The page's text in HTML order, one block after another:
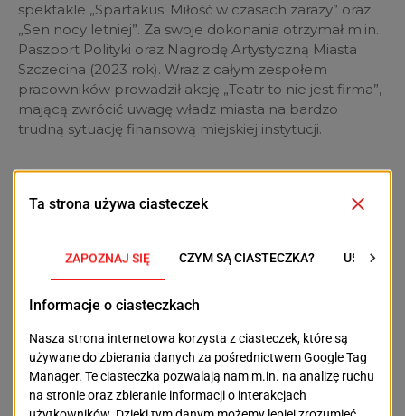
spektakle „Spartakus. Miłość w czasach zarazy” oraz
„Sen nocy letniej”. Za swoje dokonania otrzymał m.in.
Paszport Polityki oraz Nagrodę Artystyczną Miasta
Szczecina (2023 rok). Wraz z całym zespołem
pracowników prowadził akcję „Teatr to nie jest firma”,
mającą zwrócić uwagę władz miasta na bardzo
trudną sytuację finansową miejskiej instytucji.
POPRZEDNI TEKST
robił w Szczecinie?
ProMedia zaprasza
OSTATNIE ARTYKUŁY
Aktualności
Potężne uderzenie w narkobiznes. W Szczecinie
przejęto ponad 450 kilogramów narkotyków